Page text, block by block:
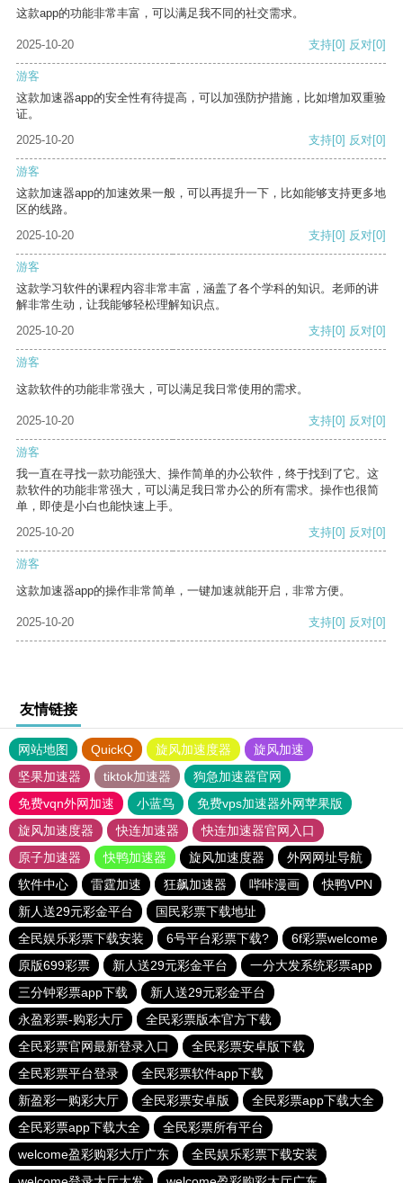
这款app的功能非常丰富，可以满足我不同的社交需求。
2025-10-20 支持[0] 反对[0]
游客
这款加速器app的安全性有待提高，可以加强防护措施，比如增加双重验
证。
2025-10-20
支持[0] 反对[0]
游客
这款加速器app的加速效果一般，可以再提升一下，比如能够支持更多地
区的线路。
2025-10-20
支持[0] 反对[0]
游客
这款学习软件的课程内容非常丰富，涵盖了各个学科的知识。老师的讲
解非常生动，让我能够轻松理解知识点。
2025-10-20
支持[0] 反对[0]
游客
这款软件的功能非常强大，可以满足我日常使用的需求。
2025-10-20 支持[0] 反对[0]
游客
我一直在寻找一款功能强大、操作简单的办公软件，终于找到了它。这
款软件的功能非常强大，可以满足我日常办公的所有需求。操作也很简
单，即使是小白也能快速上手。
2025-10-20
支持[0] 反对[0]
游客
这款加速器app的操作非常简单，一键加速就能开启，非常方便。
2025-10-20 支持[0] 反对[0]
友情链接
网站地图 QuickQ 旋风加速度器
旋风加速
坚果加速器
tiktok加速器
狗急加速器官网
免费vqn外网加速
小蓝鸟
免费vps加速器外网苹果版
旋风加速度器
快连加速器
快连加速器官网入口
原子加速器
快鸭加速器 旋风加速度器
外网网址导航
软件中心
雷霆加速 狂飙加速器 哔咔漫画
快鸭VPN
新人送29元彩金平台
国民彩票下载地址
全民娱乐彩票下载安装
6号平台彩票下载?
6f彩票welcome
原版699彩票
新人送29元彩金平台
一分大发系统彩票app
三分钟彩票app下载
新人送29元彩金平台
永盈彩票-购彩大厅
全民彩票版本官方下载
全民彩票官网最新登录入口
全民彩票安卓版下载
全民彩票平台登录
全民彩票软件app下载
新盈彩一购彩大厅
全民彩票安卓版
全民彩票app下载大全
全民彩票app下载大全
全民彩票所有平台
welcome盈彩购彩大厅广东
全民娱乐彩票下载安装